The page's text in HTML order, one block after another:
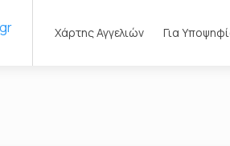
Χάρτης Αγγελιών Για